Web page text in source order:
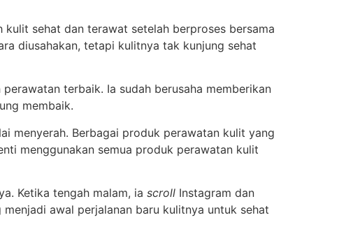
sehat dan terawat setelah berproses bersama
diusahakan, tetapi kulitnya tak kunjung sehat
terbaik. Ia sudah berusaha memberikan
membaik.
menyerah. Berbagai produk perawatan kulit yang
menggunakan semua produk perawatan kulit
Ketika tengah malam, ia scroll Instagram dan
awal perjalanan baru kulitnya untuk sehat